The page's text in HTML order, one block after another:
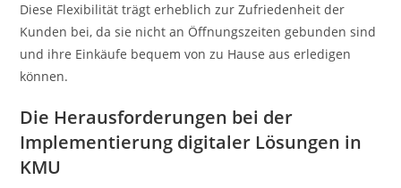
Diese Flexibilität trägt erheblich zur Zufriedenheit der
Kunden bei, da sie nicht an Öffnungszeiten gebunden sind
und ihre Einkäufe bequem von zu Hause aus erledigen
können.
Die Herausforderungen bei der
Implementierung digitaler Lösungen in
KMU